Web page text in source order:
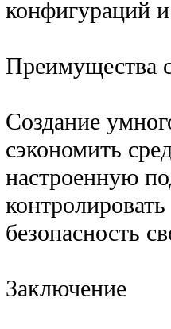
конфигураций
Преимущества
Создание
сэкономить
настроенную
безопасность
Заключение